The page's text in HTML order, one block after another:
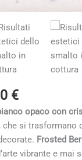
€Fascia
di
prezzo:
da
8,40 €
opaco con
, che si trasformano
Frosted
vibrante e mai